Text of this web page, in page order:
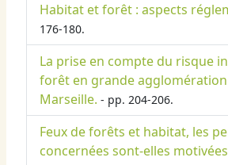
Habitat et forêt : aspects
176-180.
La prise en compte du risque
forêt en grande agglomération
Marseille. - pp. 204-206.
Feux de forêts et habitat, les
concernées sont-elles